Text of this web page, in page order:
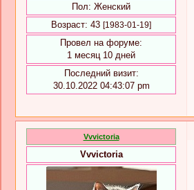
Пол: Женский
Возраст: 43 [1983-01-19]
Провел на форуме:
1 месяц 10 дней
Последний визит:
30.10.2022 04:43:07 pm
Vvvictoria
Vvvictoria